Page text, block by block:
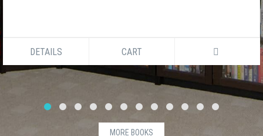
DETAILS CART
MORE BOOKS